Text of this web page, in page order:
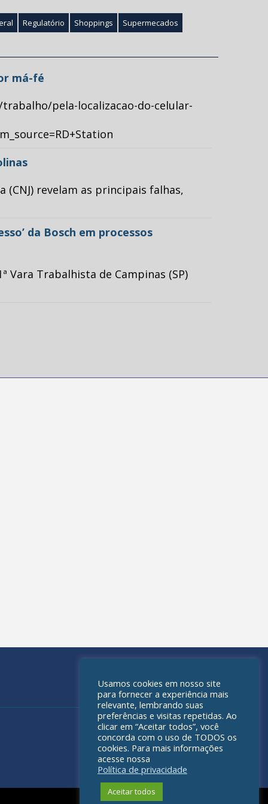
Regulatório Shoppings Supermecados
má-fé
pela-localizacao-do-celular-
revelam as principais falhas,
da Bosch em processos
Trabalhista de Campinas (SP)
Usamos cookies em nosso site
para fornecer a experiência mais
relevante, lembrando suas
preferências e visitas repetidas. Ao
clicar em “Aceitar todos”, você
concorda com o uso de TODOS os
cookies. Para mais informações
acesse nossa
Política de privacidade
Aceitar todos